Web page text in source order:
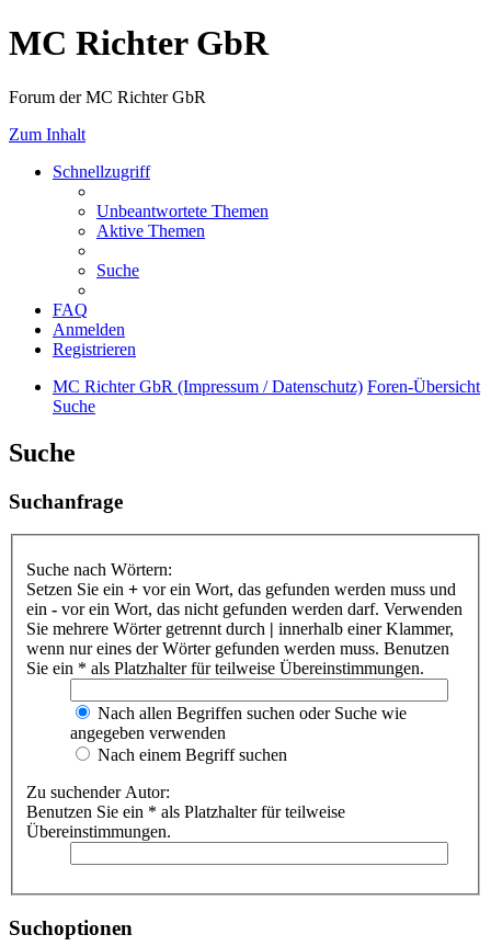
MC Richter GbR
Forum der MC Richter GbR
Zum Inhalt
Schnellzugriff
Unbeantwortete Themen
Aktive Themen
Suche
FAQ
Anmelden
Registrieren
MC Richter GbR (Impressum / Datenschutz) Foren-Übersicht
Suche
Suche
Suchanfrage
Suche nach Wörtern:
Setzen Sie ein + vor ein Wort, das gefunden werden muss und
ein - vor ein Wort, das nicht gefunden werden darf. Verwenden
Sie mehrere Wörter getrennt durch | innerhalb einer Klammer,
wenn nur eines der Wörter gefunden werden muss. Benutzen
Sie ein * als Platzhalter für teilweise Übereinstimmungen.
Nach allen Begriffen suchen oder Suche wie
angegeben verwenden
Nach einem Begriff suchen
Zu suchender Autor:
Benutzen Sie ein * als Platzhalter für teilweise
Übereinstimmungen.
Suchoptionen